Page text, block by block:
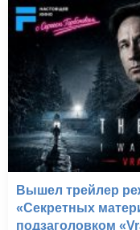
Вышел трейлер
«Секретных
подзаголовком